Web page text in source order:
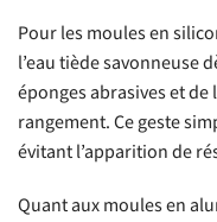
Pour les moules en
l’eau tiède savonneuse
éponges abrasives et
rangement. Ce geste
évitant l’apparition de
Quant aux moules en